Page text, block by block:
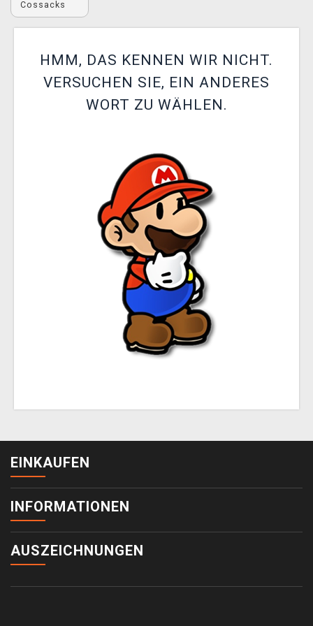
XZONE CLUB
Cossacks
HMM, DAS KENNEN WIR NICHT.
VERSUCHEN SIE, EIN ANDERES
WORT ZU WÄHLEN.
EINKAUFEN
INFORMATIONEN
AUSZEICHNUNGEN